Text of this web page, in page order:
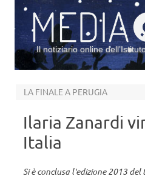
Il notiziario online
LA FINALE A PERUGIA
Ilaria Zanardi
Italia
Si è conclusa l'edizione 2013